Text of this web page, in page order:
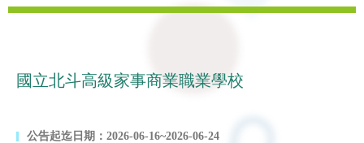
國立北斗高級家事商業職業學校
公告起迄日期：2026-06-16~2026-06-24